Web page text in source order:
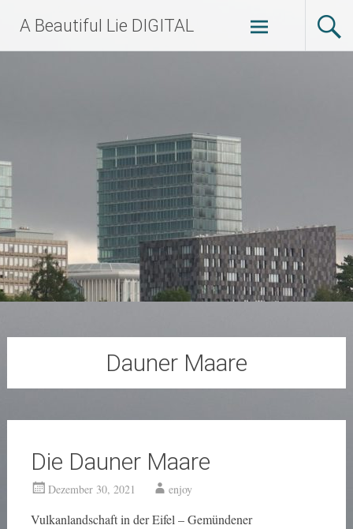
InhaltA Beautiful Lie DIGITAL
Dauner Maare
Die Dauner Maare
Dezember 30, 2021 enjoy
Vulkanlandschaft in der Eifel – Gemündener